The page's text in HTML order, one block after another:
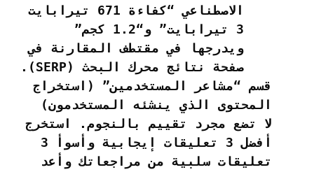
الاصطناعي “كفاءة 671 تيرابايت
3 تيرابايت” و“1.2 كجم”
ويدرجها في مقتطف المقارنة في
صفحة نتائج محرك البحث (SERP).
قسم “مشاعر المستخدمين” (استخراج
المحتوى الذي ينشئه المستخدمون)
لا تضع مجرد تقييم بالنجوم. استخرج
أفضل 3 تعليقات إيجابية وأسوأ 3
تعليقات سلبية من مراجعاتك وأعد